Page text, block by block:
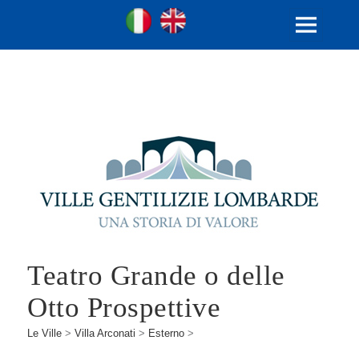
Ville Gentilizie Lombarde
Ita
MENU
Teatro Grande o delle
Otto Prospettive
Le Ville >Villa Arconati > Esterno >